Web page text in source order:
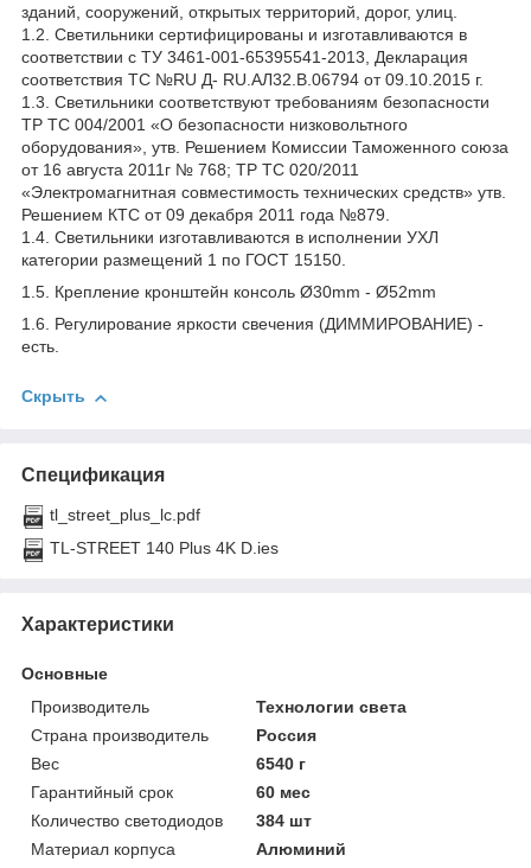
зданий, сооружений, открытых территорий, дорог, улиц.
1.2. Светильники сертифицированы и изготавливаются в
соответствии с ТУ 3461-001-65395541-2013, Декларация
соответствия ТС №RU Д- RU.АЛ32.В.06794 от 09.10.2015 г.
1.3. Светильники соответствуют требованиям безопасности
ТР ТС 004/2001 «О безопасности низковольтного
оборудования», утв. Решением Комиссии Таможенного союза
от 16 августа 2011г № 768; ТР ТС 020/2011
«Электромагнитная совместимость технических средств» утв.
Решением КТС от 09 декабря 2011 года №879.
1.4. Светильники изготавливаются в исполнении УХЛ
категории размещений 1 по ГОСТ 15150.
1.5. Крепление кронштейн консоль Ø30mm - Ø52mm
1.6. Регулирование яркости свечения (ДИММИРОВАНИЕ) -
есть.
Скрыть
Спецификация
tl_street_plus_lc.pdf
TL-STREET 140 Plus 4K D.ies
Характеристики
Основные
Производитель
Технологии света
Страна производитель
Россия
Вес
6540 г
Гарантийный срок
60 мес
Количество светодиодов
384 шт
Материал корпуса
Алюминий